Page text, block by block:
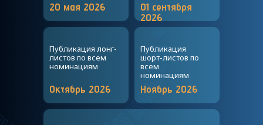
20 мая 2026
01 сентября
2026
Октябрь 2026
Публикация лонг-
листов по всем
номинациям
Ноябрь 2026
Публикация
шорт-листов по
всем
номинациям